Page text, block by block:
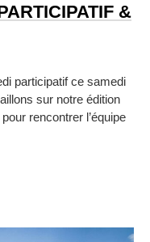
&
participatif ce samedi
sur notre édition
rencontrer l’équipe